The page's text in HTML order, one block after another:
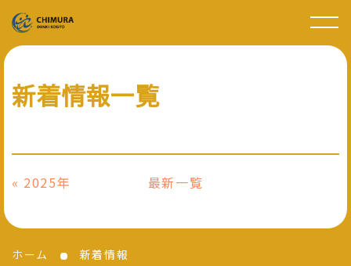
新着情報一覧
« 2025年 最新一覧
ホーム 新着情報